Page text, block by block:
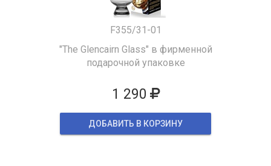
F355/31-01
"The Glencairn Glass" в фирменной
подарочной упаковке
1 290
ДОБАВИТЬ В КОРЗИНУ